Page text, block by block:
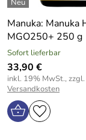
Manuka: Manuka
MGO250+ 250 g
Sofort lieferbar
33,90 €
inkl. 19% MwSt., zzgl.
Versandkosten